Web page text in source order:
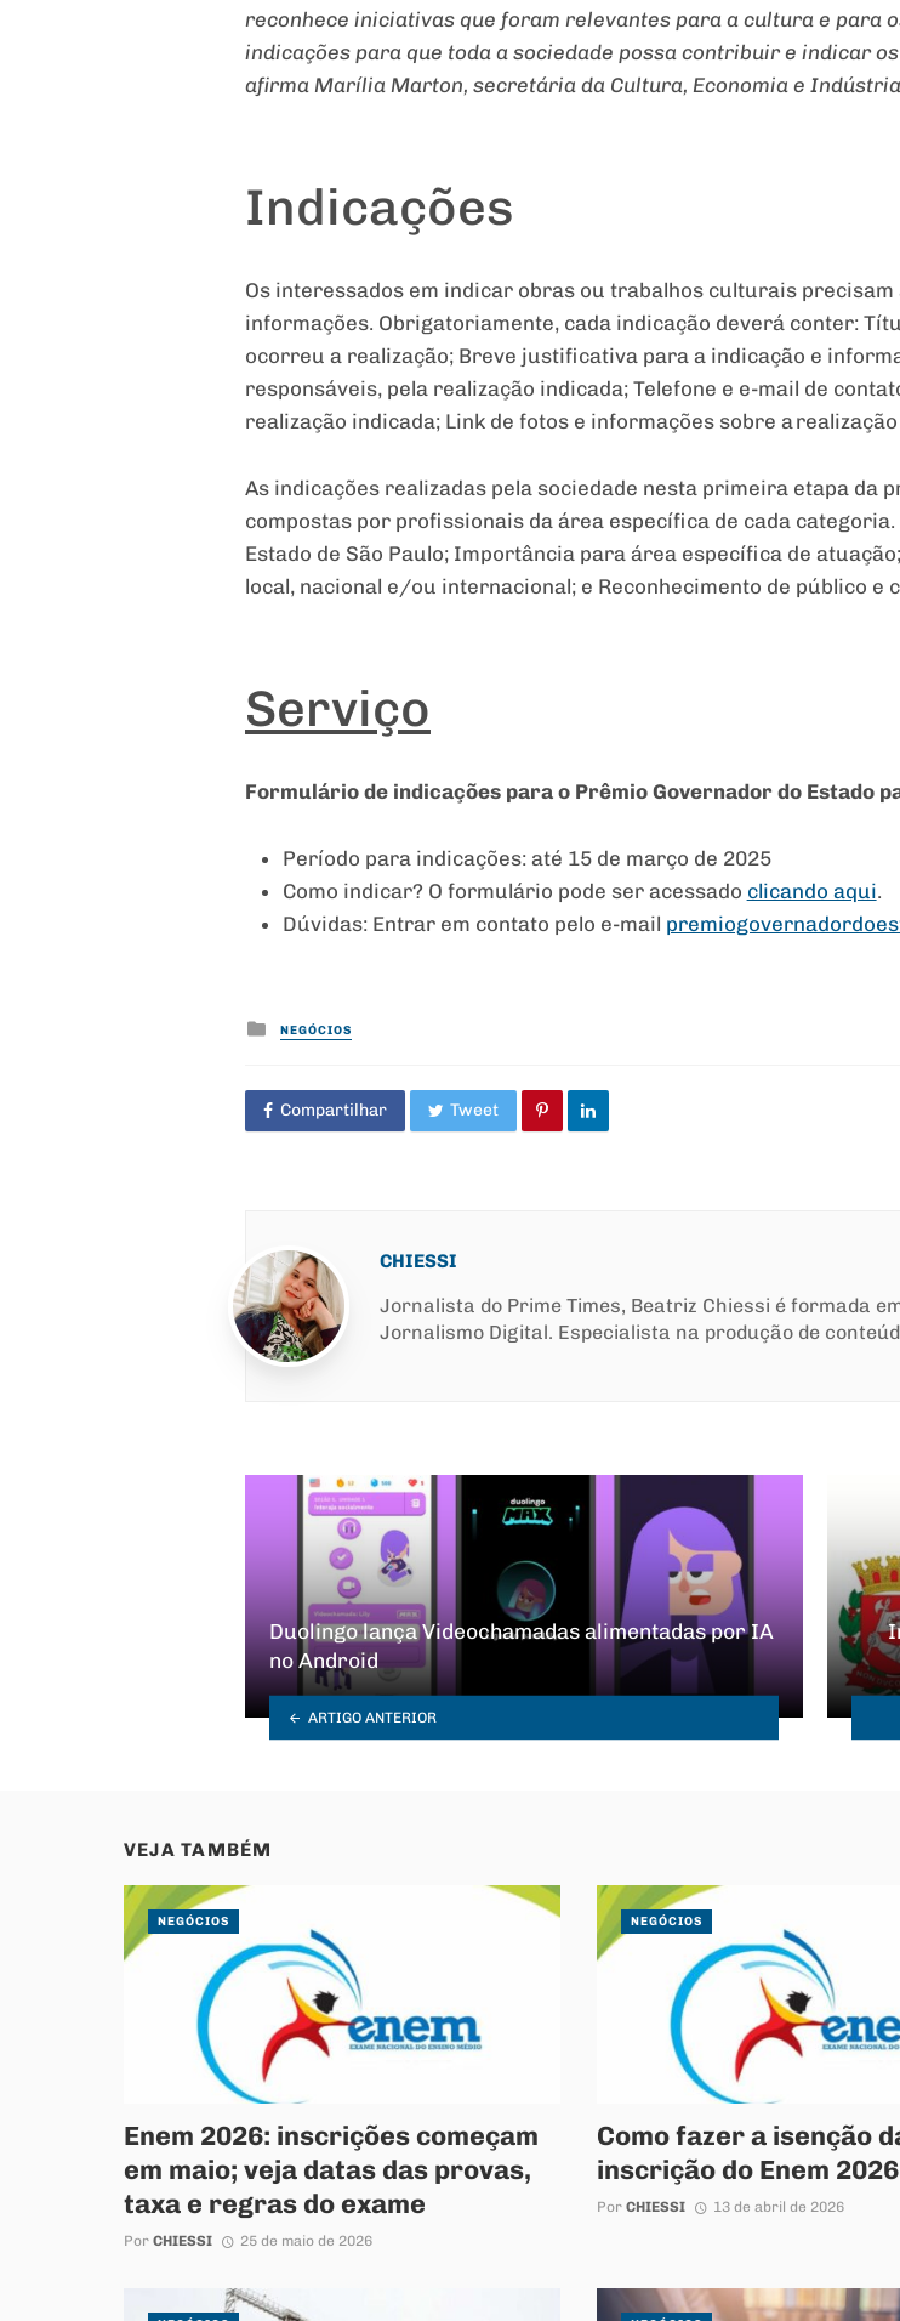
reconhece iniciativas que foram relevantes para a cultura e para
indicações para que toda a sociedade possa contribuir e indicar
afirma Marília Marton, secretária da Cultura, Economia e
Indicações
Os interessados em indicar obras ou trabalhos culturais precisam
informações. Obrigatoriamente, cada indicação deverá conter:
ocorreu a realização; Breve justificativa para a indicação e
responsáveis, pela realização indicada; Telefone e e-mail de
realização indicada; Link de fotos e informações sobre a
As indicações realizadas pela sociedade nesta primeira etapa da
compostas por profissionais da área específica de cada
Estado de São Paulo; Importância para área específica de
local, nacional e/ou internacional; e Reconhecimento de público e
Serviço
Formulário de indicações para o Prêmio Governador do Estado
Período para indicações: até 15 de março de 2025
Como indicar? O formulário pode ser acessado clicando aqui.
Dúvidas: Entrar em contato pelo e-mail
Posted
in
NEGÓCIOS
Compartilhar Tweet
CHIESSI
Jornalista do Prime Times, Beatriz Chiessi é formada
Jornalismo Digital. Especialista na produção de
Duolingo lança Videochamadas alimentadas por IA
no Android
ARTIGO ANTERIOR
VEJA TAMBÉM
Enem 2026: inscrições começam
em maio; veja datas das provas,
taxa e regras do exame
Por CHIESSI 25 de maio de 2026
NEGÓCIOS
Como fazer a isenção
inscrição do Enem 2026
Por CHIESSI 13 de abril de 2026
NEGÓCIOS